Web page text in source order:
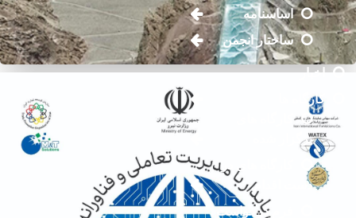
اساسنامه
ساختار انجمن
اخبار
کارگاه ها
برگزار شده
دست اقدام
فرم درخواست